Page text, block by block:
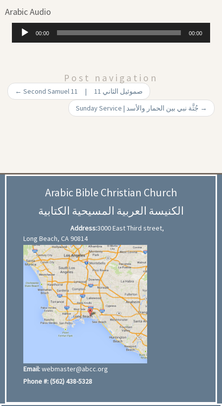
Arabic Audio
Audio
Player
00:00 00:00
Post navigation
←
Second Samuel 11 | 11 صموئيل الثاني
→
Arabic Bible Christian Church
الكنيسة العربية المسيحية الكتابية
Address:3000 East Third street,
Long Beach, CA 90814
Email:webmaster@abcc.org
Phone #:(562) 438-5328